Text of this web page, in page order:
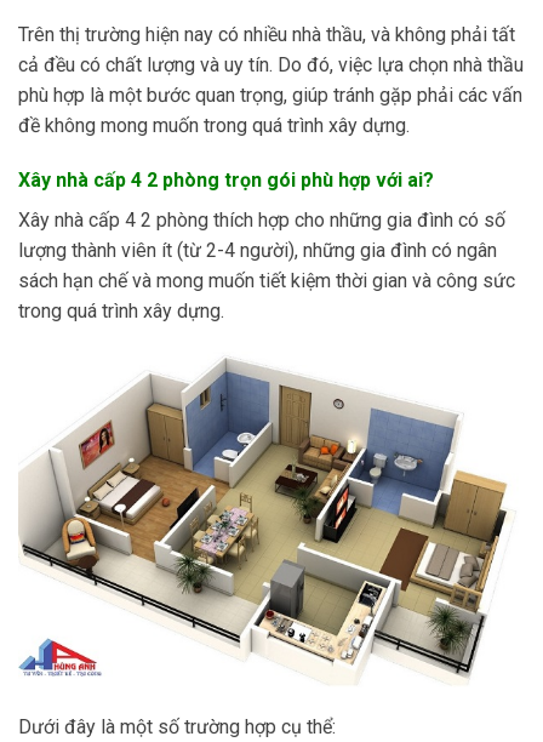
Trên thị trường hiện nay có nhiều nhà thầu, và không phải tất
cả đều có chất lượng và uy tín. Do đó, việc lựa chọn nhà thầu
phù hợp là một bước quan trọng, giúp tránh gặp phải các vấn
đề không mong muốn trong quá trình xây dựng.
Xây nhà cấp 4 2 phòng trọn gói phù hợp với ai?
Xây nhà cấp 4 2 phòng thích hợp cho những gia đình có số
lượng thành viên ít (từ 2-4 người), những gia đình có ngân
sách hạn chế và mong muốn tiết kiệm thời gian và công sức
trong quá trình xây dựng.
Dưới đây là một số trường hợp cụ thể: